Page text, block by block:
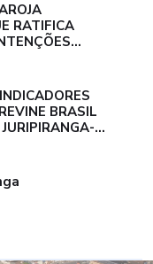
RATIFICA
BRASIL